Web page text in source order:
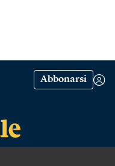
Abbonarsi